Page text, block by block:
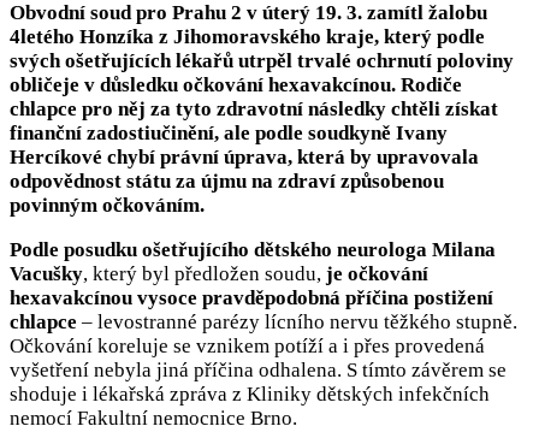
Obvodní soud pro Prahu 2 v úterý 19. 3. zamítl žalobu
4letého Honzíka z Jihomoravského kraje, který podle
svých ošetřujících lékařů utrpěl trvalé ochrnutí poloviny
obličeje v důsledku očkování hexavakcínou. Rodiče
chlapce pro něj za tyto zdravotní následky chtěli získat
finanční zadostiučinění, ale podle soudkyně Ivany
Hercíkové chybí právní úprava, která by upravovala
odpovědnost státu za újmu na zdraví způsobenou
povinným očkováním.
Podle posudku ošetřujícího dětského neurologa Milana
Vacušky, který byl předložen soudu, je očkování
hexavakcínou vysoce pravděpodobná příčina postižení
chlapce – levostranné parézy lícního nervu těžkého stupně.
Očkování koreluje se vznikem potíží a i přes provedená
vyšetření nebyla jiná příčina odhalena. S tímto závěrem se
shoduje i lékařská zpráva z Kliniky dětských infekčních
nemocí Fakultní nemocnice Brno.